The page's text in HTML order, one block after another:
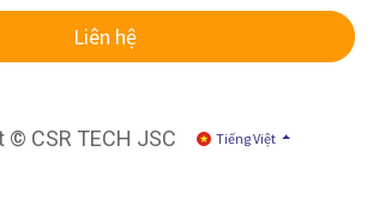
Liên hệ
© CSR TECH JSC Tiếng Việt